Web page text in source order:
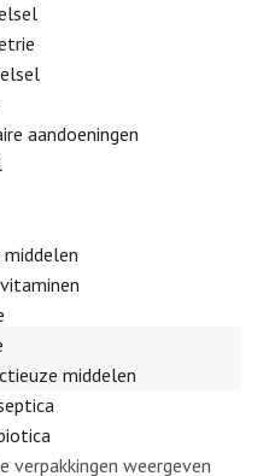
aandoeningen
middelen
verpakkingen weergeven